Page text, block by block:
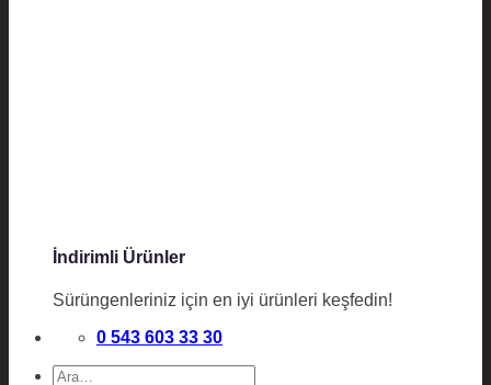
İndirimli Ürünler
Sürüngenleriniz için en iyi ürünleri keşfedin!
0 543 603 33 30
Ara: